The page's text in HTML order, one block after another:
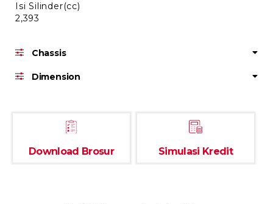
Isi Silinder(cc)
2,393
Chassis
Dimension
Download Brosur Simulasi Kredit